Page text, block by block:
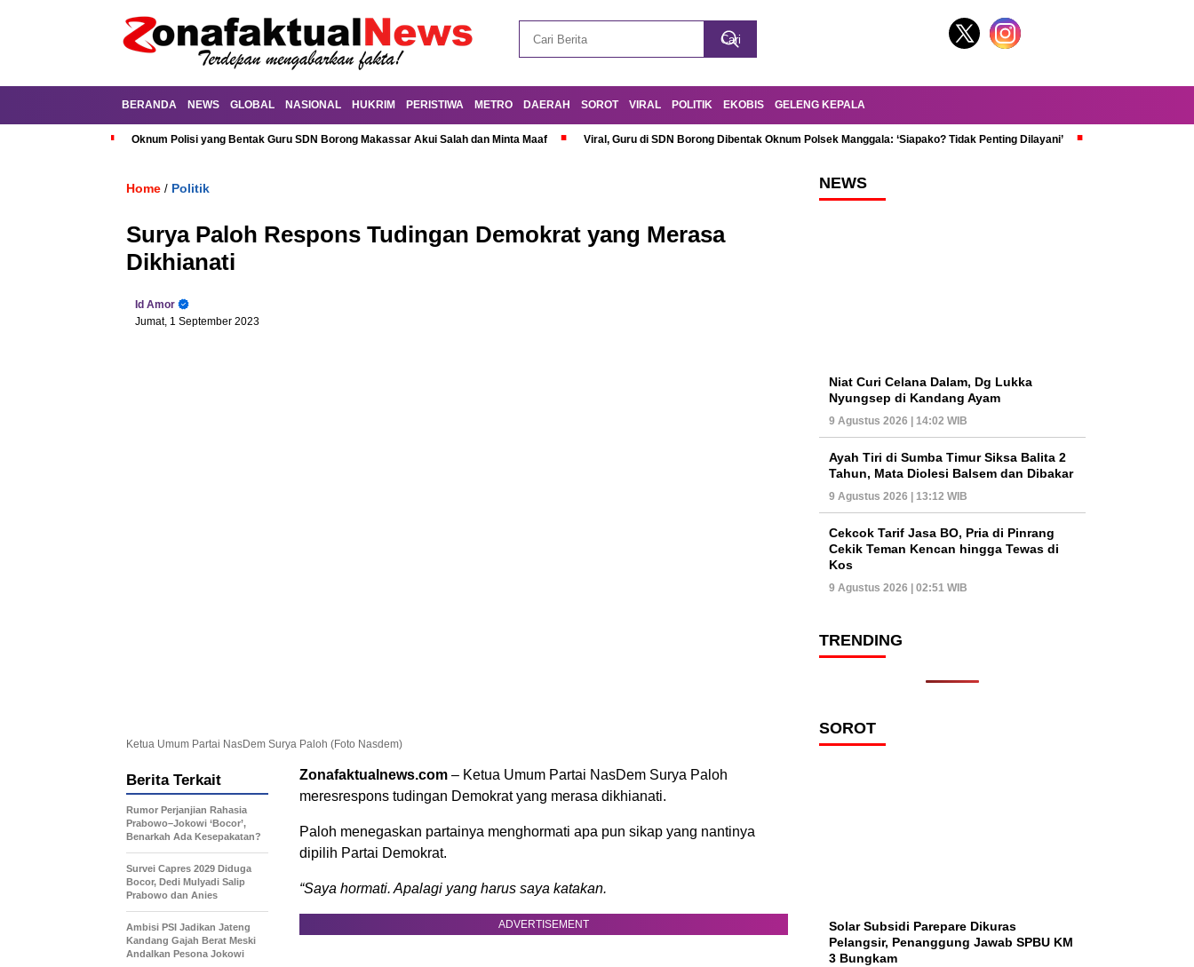
BERANDA NEWS GLOBAL NASIONAL HUKRIM PERISTIWA METRO DAERAH SOROT VIRAL POLITIK EKOBIS GELENG KEPALA
Oknum Polisi yang Bentak Guru SDN Borong Makassar Akui Salah dan Minta Maaf Viral, Guru di SDN Borong Dibentak Oknum Polsek Manggala: ‘Siapako? Tidak Penting Dilayani’
Home / Politik
Surya Paloh Respons Tudingan Demokrat yang Merasa
Dikhianati
Id Amor
Jumat, 1 September 2023
Ketua Umum Partai NasDem Surya Paloh (Foto Nasdem)
Zonafaktualnews.com – Ketua Umum Partai NasDem Surya Paloh
meresrespons tudingan Demokrat yang merasa dikhianati.
Paloh menegaskan partainya menghormati apa pun sikap yang nantinya
dipilih Partai Demokrat.
“Saya hormati. Apalagi yang harus saya katakan.
ADVERTISEMENT
Berita Terkait
Rumor Perjanjian Rahasia
Prabowo–Jokowi ‘Bocor’,
Benarkah Ada Kesepakatan?
Survei Capres 2029 Diduga
Bocor, Dedi Mulyadi Salip
Prabowo dan Anies
Ambisi PSI Jadikan Jateng
Kandang Gajah Berat Meski
Andalkan Pesona Jokowi
NEWS
Niat Curi Celana Dalam, Dg Lukka
Nyungsep di Kandang Ayam
9 Agustus 2026 | 14:02 WIB
Ayah Tiri di Sumba Timur Siksa Balita 2
Tahun, Mata Diolesi Balsem dan Dibakar
9 Agustus 2026 | 13:12 WIB
Cekcok Tarif Jasa BO, Pria di Pinrang
Cekik Teman Kencan hingga Tewas di
Kos
9 Agustus 2026 | 02:51 WIB
TRENDING
SOROT
Solar Subsidi Parepare Dikuras
Pelangsir, Penanggung Jawab SPBU KM
3 Bungkam